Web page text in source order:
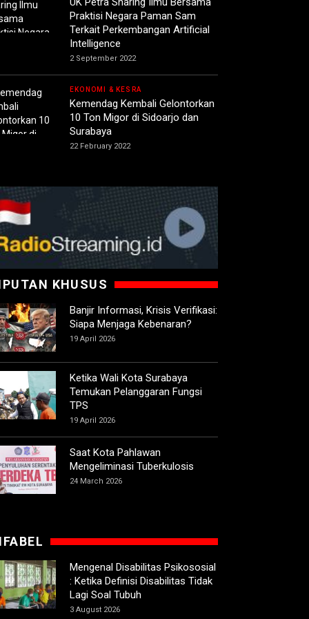
Praktisi Negara Paman Sam
Terkait Perkembangan Artificial
Intelligence
2 September 2022
EKONOMI & KESRA
Kemendag Kembali Gelontorkan
10 Ton Migor di Sidoarjo dan
Surabaya
22 February 2022
KHUSUS
Banjir Informasi, Krisis Verifikasi:
Siapa Menjaga Kebenaran?
19 April 2026
Ketika Wali Kota Surabaya
Temukan Pelanggaran Fungsi
TPS
19 April 2026
Saat Kota Pahlawan
Mengeliminasi Tuberkulosis
24 March 2026
Mengenal Disabilitas Psikososial
: Ketika Definisi Disabilitas Tidak
Lagi Soal Tubuh
3 August 2026